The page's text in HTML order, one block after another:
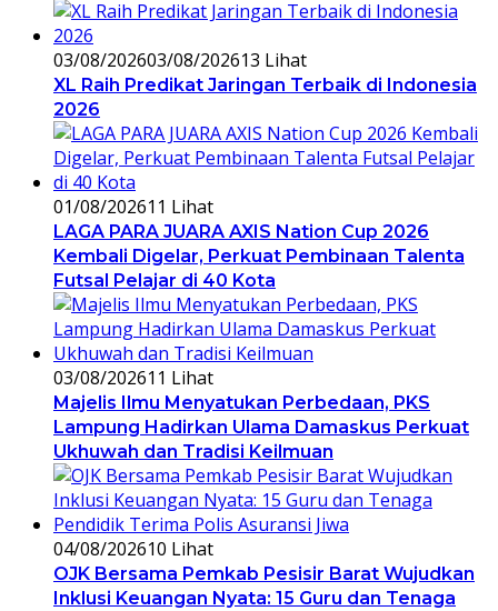
03/08/202603/08/202613 Lihat
XL Raih Predikat Jaringan Terbaik di Indonesia
2026
01/08/202611 Lihat
LAGA PARA JUARA AXIS Nation Cup 2026
Kembali Digelar, Perkuat Pembinaan Talenta
Futsal Pelajar di 40 Kota
03/08/202611 Lihat
Majelis Ilmu Menyatukan Perbedaan, PKS
Lampung Hadirkan Ulama Damaskus Perkuat
Ukhuwah dan Tradisi Keilmuan
04/08/202610 Lihat
OJK Bersama Pemkab Pesisir Barat Wujudkan
Inklusi Keuangan Nyata: 15 Guru dan Tenaga